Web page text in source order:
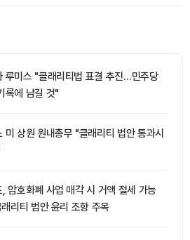
루미스 "클래리티법 표결 추진…민주당
록에 남길 것"
미 상원 원내총무 "클래리티 법안 통과시
, 암호화폐 사업 매각 시 거액 절세 가능
리티 법안 윤리 조항 주목